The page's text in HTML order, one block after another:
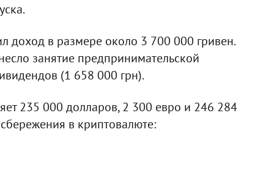
доход в размере около 3 700 000 гривен.
занятие предпринимательской
(1 658 000 грн).
235 000 долларов, 2 300 евро и 246 284
в криптовалюте: